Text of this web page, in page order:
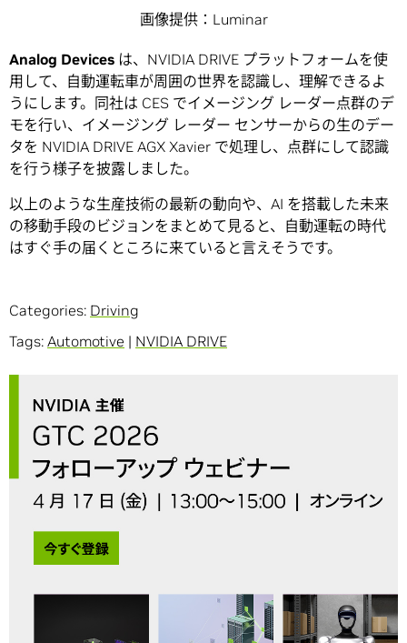
画像提供：Luminar
Analog Devices は、NVIDIA DRIVE プラットフォームを使
用して、自動運転車が周囲の世界を認識し、理解できるよ
うにします。同社は CES でイメージング レーダー点群のデ
モを行い、イメージング レーダー センサーからの生のデー
タを NVIDIA DRIVE AGX Xavier で処理し、点群にして認識
を行う様子を披露しました。
以上のような生産技術の最新の動向や、AI を搭載した未来
の移動手段のビジョンをまとめて見ると、自動運転の時代
はすぐ手の届くところに来ていると言えそうです。
Categories: Driving
Tags: Automotive | NVIDIA DRIVE